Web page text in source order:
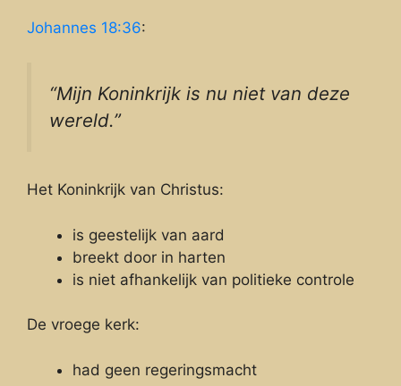
Johannes 18:36:
“Mijn Koninkrijk is nu niet van deze
wereld.”
Het Koninkrijk van Christus:
is geestelijk van aard
breekt door in harten
is niet afhankelijk van politieke controle
De vroege kerk:
had geen regeringsmacht